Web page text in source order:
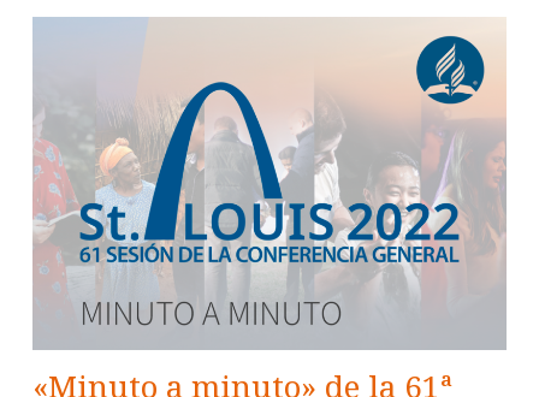
«Minuto a minuto» de la 61ª